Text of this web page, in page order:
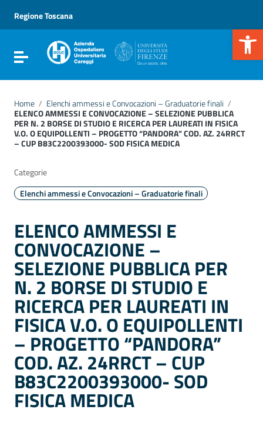
Vai al menu di navigazione
Vai al footer
Regione Toscana
Attiva / disattiva la navigazione
Home / Elenchi ammessi e Convocazioni – Graduatorie finali /
ELENCO AMMESSI E CONVOCAZIONE – SELEZIONE PUBBLICA
PER N. 2 BORSE DI STUDIO E RICERCA PER LAUREATI IN FISICA
V.O. O EQUIPOLLENTI – PROGETTO “PANDORA” COD. AZ. 24RRCT
– CUP B83C2200393000- SOD FISICA MEDICA
ELENCO AMMESSI E
CONVOCAZIONE –
SELEZIONE PUBBLICA PER
N. 2 BORSE DI STUDIO E
RICERCA PER LAUREATI IN
FISICA V.O. O EQUIPOLLENTI
– PROGETTO “PANDORA”
COD. AZ. 24RRCT – CUP
B83C2200393000- SOD
FISICA MEDICA
Categorie
Elenchi ammessi e Convocazioni – Graduatorie finali